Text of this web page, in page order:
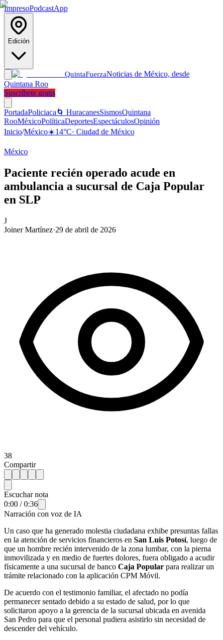
ImpresoPodcastApp
Edición
QuintaFuerzaNoticias de México, desde
Quintana Roo
Suscríbete gratis
PortadaPoliciaca 🌀 HuracanesSismosQuintana
RooMéxicoPolíticaDeportesEspectáculosOpinión
Inicio/México☀️14°C· Ciudad de México
México
Paciente recién operado acude en
ambulancia a sucursal de Caja Popular
en SLP
J
Joiner Martínez·29 de abril de 2026
38
Compartir
Escuchar nota
0:00 /0:36
Narración con voz de IA
Un caso que ha generado molestia ciudadana exhibe presuntas fallas
en la atención de servicios financieros en San Luis Potosí, luego de
que un hombre recién intervenido de la zona lumbar, con la pierna
inmovilizada y en medio de fuertes dolores, fuera obligado a acudir
físicamente a una sucursal de banco Caja Popular para realizar un
trámite relacionado con la aplicación CPM Móvil.
De acuerdo con el testimonio familiar, el afectado no podía
permanecer sentado debido a su estado de salud, por lo que
solicitaron apoyo a la gerencia de la sucursal ubicada en avenida
San Pedro para que el personal pudiera asistirlo sin necesidad de
descender del vehículo.